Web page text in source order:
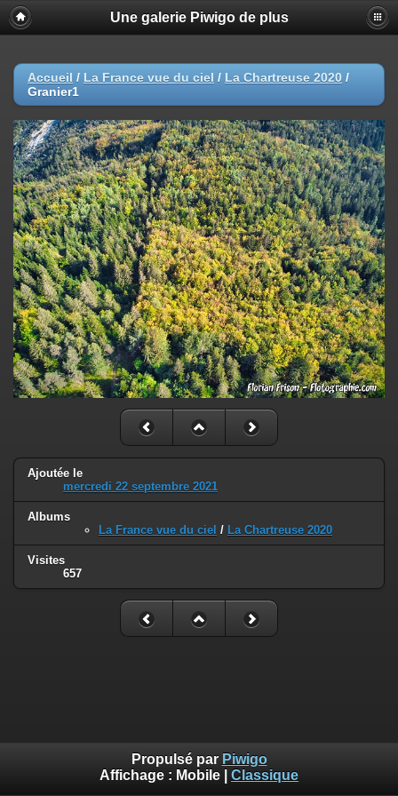
Une galerie Piwigo de plus
Accueil / La France vue du ciel / La Chartreuse 2020 /
Granier1
Ajoutée le
mercredi 22 septembre 2021
Albums
La France vue du ciel / La Chartreuse 2020
Visites
657
Propulsé par Piwigo
Affichage : Mobile Classique